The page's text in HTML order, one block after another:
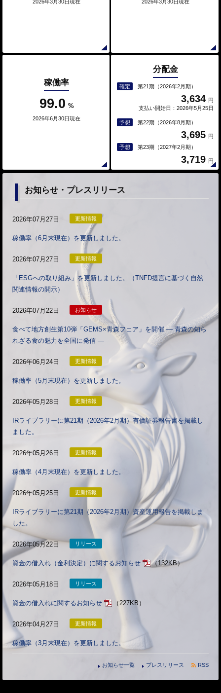
2026年3月30日現在 2026年3月30日現在
稼働率
99.0 %
2026年6月30日現在
分配金
確定 第21期（2026年2月期）
3,634 円
支払い開始日：2026年5月25日
予想 第22期（2026年8月期）
3,695 円
予想
第23期（2027年2月期）
3,719 円
お知らせ・プレスリリース
2026年07月27日 更新情報
稼働率（6月末現在）を更新しました。
2026年07月27日 更新情報
「ESGへの取り組み」を更新しました。（TNFD提言に基づく自然
関連情報の開示）
2026年07月22日 お知らせ
食べて地方創生第10弾「GEMS×青森フェア」を開催 ― 青森の知ら
れざる食の魅力を全国に発信 ―
2026年06月24日 更新情報
稼働率（5月末現在）を更新しました。
2026年05月28日 更新情報
IRライブラリーに第21期（2026年2月期）有価証券報告書を掲載し
ました。
2026年05月26日 更新情報
稼働率（4月末現在）を更新しました。
2026年05月25日 更新情報
IRライブラリーに第21期（2026年2月期）資産運用報告を掲載しま
した。
2026年05月22日 リリース
資金の借入れ（金利決定）に関するお知らせ （132KB）
2026年05月18日 リリース
資金の借入れに関するお知らせ （227KB）
2026年04月27日 更新情報
稼働率（3月末現在）を更新しました。
お知らせ一覧 プレスリリース RSS